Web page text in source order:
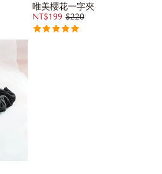
唯美櫻花一字夾
NT$199 $220